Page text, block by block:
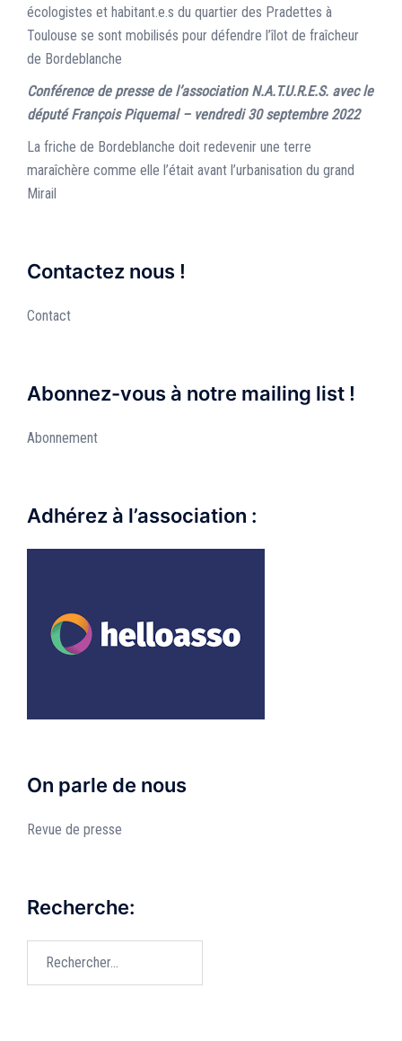
écologistes et habitant.e.s du quartier des Pradettes à
Toulouse se sont mobilisés pour défendre l’îlot de fraîcheur
de Bordeblanche
Conférence de presse de l’association N.A.T.U.R.E.S. avec le
député François Piquemal – vendredi 30 septembre 2022
La friche de Bordeblanche doit redevenir une terre
maraîchère comme elle l’était avant l’urbanisation du grand
Mirail
Contactez nous !
Contact
Abonnez-vous à notre mailing list !
Abonnement
Adhérez à l’association :
On parle de nous
Revue de presse
Recherche: